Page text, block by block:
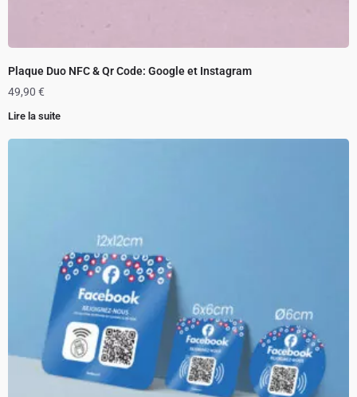
Plaque Duo NFC & Qr Code: Google et Instagram
49,90 €
Lire la suite